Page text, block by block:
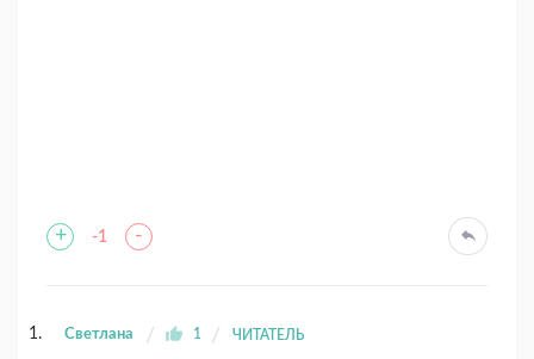
+ -1 -
Светлана 1 ЧИТАТЕЛЬ